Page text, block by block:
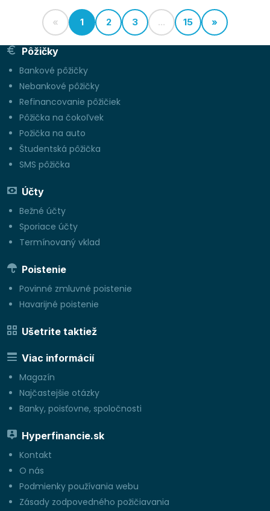
« 1 2 3 ... 15 »
Pôžičky
Bankové pôžičky
Nebankové pôžičky
Refinancovanie pôžičiek
Pôžička na čokoľvek
Požička na auto
Študentská pôžička
SMS pôžička
Účty
Bežné účty
Sporiace účty
Termínovaný vklad
Poistenie
Povinné zmluvné poistenie
Havarijné poistenie
Ušetrite taktiež
Viac informácií
Magazín
Najčastejšie otázky
Banky, poisťovne, spoločnosti
Hyperfinancie.sk
Kontakt
O nás
Podmienky používania webu
Zásady zodpovedného požičiavania